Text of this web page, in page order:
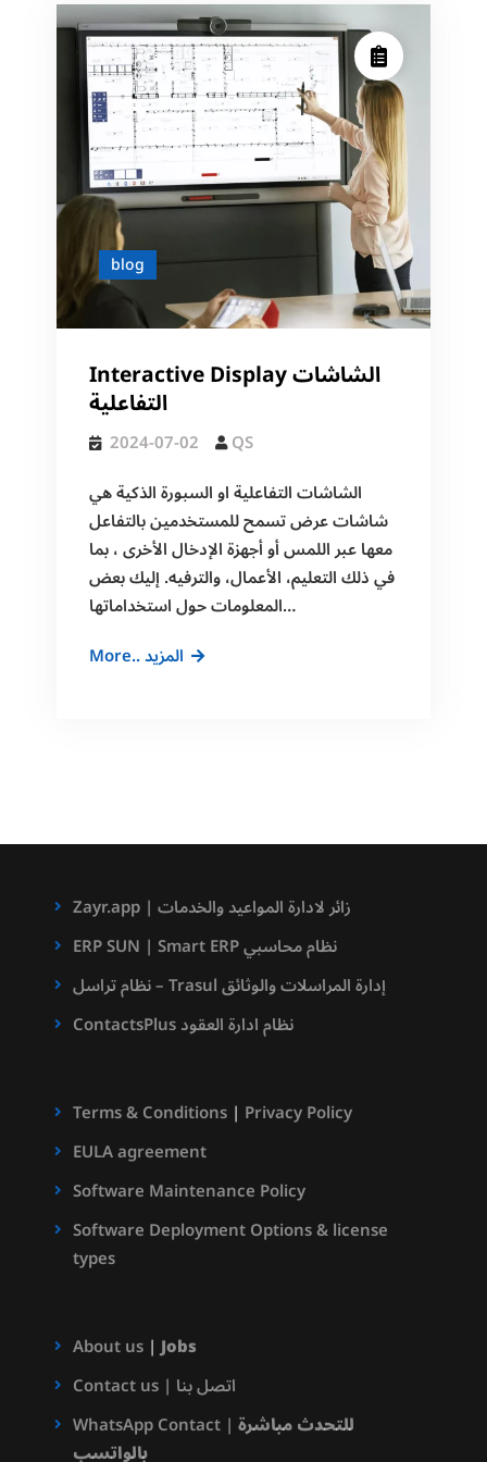
blog
Interactive Display الشاشات
التفاعلية
2024-07-02
QS
الشاشات التفاعلية او السبورة الذكية هي
شاشات عرض تسمح للمستخدمين بالتفاعل
معها عبر اللمس أو أجهزة الإدخال الأخرى ، بما
في ذلك التعليم، الأعمال، والترفيه. إليك بعض
المعلومات حول استخداماتها…
More.. المزيدInteractive
Zayr.app | زائر لادارة المواعيد والخدمات
ERP SUN | Smart ERP نظام محاسبي
نظام تراسل – Trasul إدارة المراسلات والوثائق
ContactsPlus نظام ادارة العقود
Terms & Conditions| Privacy Policy
EULA agreement
Software Maintenance Policy
Software Deployment Options & license
types
About us|Jobs
Contact us | اتصل بنا
WhatsApp Contact | للتحدث مباشرة
بالواتسب